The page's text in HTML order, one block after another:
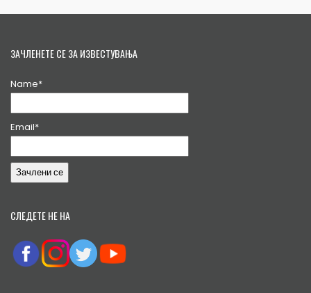
ЗАЧЛЕНЕТЕ СЕ ЗА ИЗВЕСТУВАЊА
Name*
Email*
СЛЕДЕТЕ НЕ НА